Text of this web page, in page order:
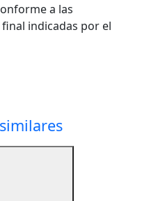
a las
indicadas por el